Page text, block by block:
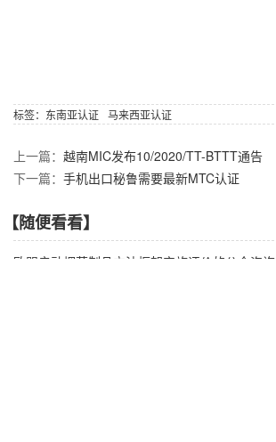
标签： 东南亚认证 马来西亚认证
上一篇： 越南MIC发布10/2020/TT-BTTT通告
下一篇： 手机出口秘鲁需要最新MTC认证
【随便看看】
欧盟启动烟草制品立法框架实施评价的公众咨询